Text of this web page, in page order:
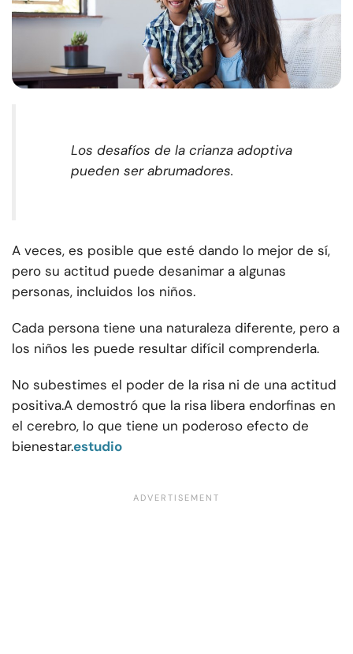
Los desafíos de la crianza adoptiva
pueden ser abrumadores.
A veces, es posible que esté dando lo mejor de sí,
pero su actitud puede desanimar a algunas
personas, incluidos los niños.
Cada persona tiene una naturaleza diferente, pero a
los niños les puede resultar difícil comprenderla.
No subestimes el poder de la risa ni de una actitud
positiva.A demostró que la risa libera endorfinas en
el cerebro, lo que tiene un poderoso efecto de
bienestar.estudio